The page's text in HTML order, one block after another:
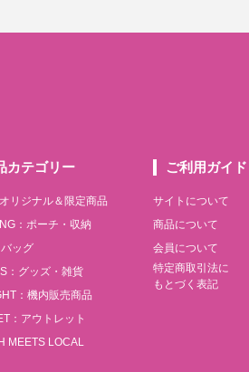
カテゴリー
リジナル＆限定商品
：ポーチ・収納
ッグ
：グッズ・雑貨
：機内販売商品
：アウトレット
MEETS LOCAL
ご利用ガイド
サイトについて
商品について
会員について
特定商取引法に
もとづく表記